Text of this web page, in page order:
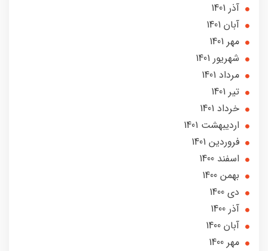
آذر 1401
آبان 1401
مهر 1401
شهریور 1401
مرداد 1401
تير 1401
خرداد 1401
ارديبهشت 1401
فروردین 1401
اسفند 1400
بهمن 1400
دی 1400
آذر 1400
آبان 1400
مهر 1400